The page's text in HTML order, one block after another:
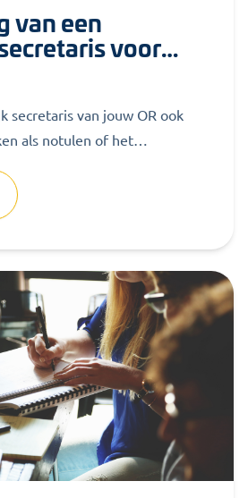
van een
voor
secretaris van jouw OR ook
als notulen of het